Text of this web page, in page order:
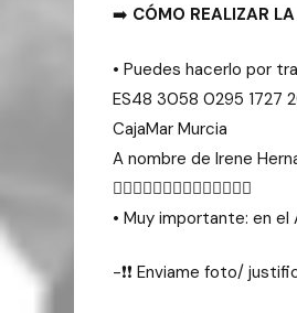
➡️ CÓMO REALIZAR
•⁠ ⁠Puedes hacerlo por
ES48 3058 0295 1727
CajaMar Murcia
A nombre de Irene
👇🏻👇🏻👇🏻👇🏻👇🏻👇🏻👇🏻
•⁠ ⁠Muy importante: en el
-❗❗ Enviame foto/